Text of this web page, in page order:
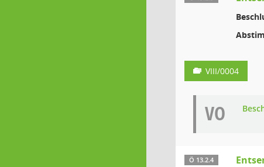
VIII/0004
VO
Ö 13.2.4